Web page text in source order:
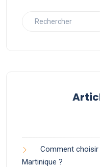
Comment
Martinique ?